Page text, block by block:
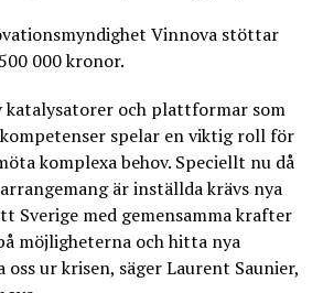
Vinnova stöttar
000 kronor.
katalysatorer och plattformar som
spelar en viktig roll för
komplexa behov. Speciellt nu då
är inställda krävs nya
Sverige med gemensamma krafter
möjligheterna och hitta nya
ur krisen, säger Laurent Saunier,